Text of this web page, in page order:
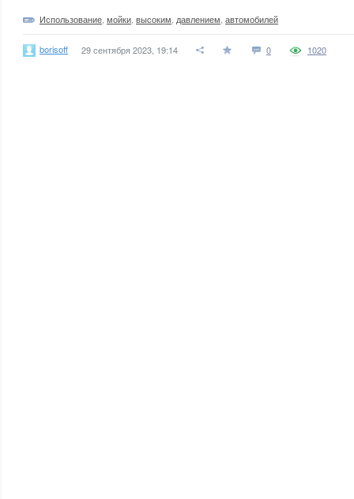
Использование мойки высоким давлением автомобилей
borisoff 29 сентября 2023, 19:14 0 1020